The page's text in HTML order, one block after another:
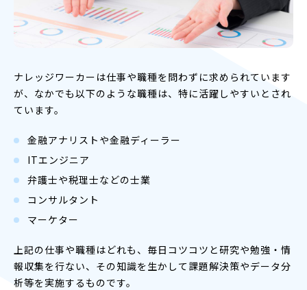
ナレッジワーカーは仕事や職種を問わずに求められています
が、なかでも以下のような職種は、特に活躍しやすいとされ
ています。
金融アナリストや金融ディーラー
ITエンジニア
弁護士や税理士などの士業
コンサルタント
マーケター
上記の仕事や職種はどれも、毎日コツコツと研究や勉強・情
報収集を行ない、その知識を生かして課題解決策やデータ分
析等を実施するものです。